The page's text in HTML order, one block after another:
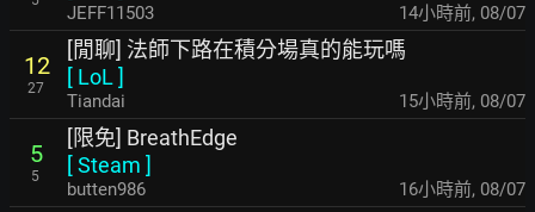
JEFF11503 14小時前, 08/07
12
27
[閒聊] 法師下路在積分場真的能玩嗎
[ LoL ]
Tiandai 15小時前, 08/07
5
5
[限免] BreathEdge
[Steam ]
butten986 16小時前, 08/07